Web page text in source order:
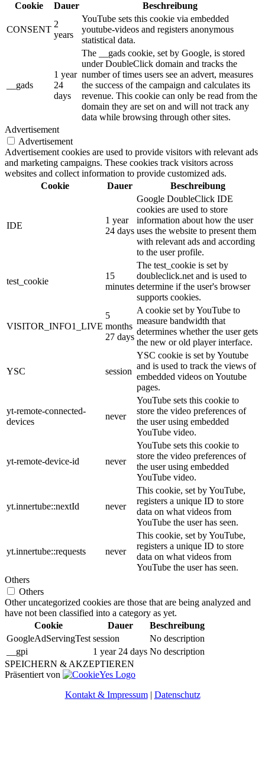
Cookie
Dauer Beschreibung
CONSENT
2
years
YouTube sets this cookie via embedded
youtube-videos and registers anonymous
statistical data.
__gads
1 year
24
days
The __gads cookie, set by Google, is stored
under DoubleClick domain and tracks the
number of times users see an advert, measures
the success of the campaign and calculates its
revenue. This cookie can only be read from the
domain they are set on and will not track any
data while browsing through other sites.
Advertisement
Advertisement
Advertisement cookies are used to provide visitors with relevant ads
and marketing campaigns. These cookies track visitors across
websites and collect information to provide customized ads.
Cookie
Dauer Beschreibung
IDE
1 year
24 days
Google DoubleClick IDE
cookies are used to store
information about how the user
uses the website to present them
with relevant ads and according
to the user profile.
test_cookie
15
minutes
The test_cookie is set by
doubleclick.net and is used to
determine if the user's browser
supports cookies.
VISITOR_INFO1_LIVE
5
months
27 days
A cookie set by YouTube to
measure bandwidth that
determines whether the user gets
the new or old player interface.
YSC session
YSC cookie is set by Youtube
and is used to track the views of
embedded videos on Youtube
pages.
yt-remote-connected-
devices
never
YouTube sets this cookie to
store the video preferences of
the user using embedded
YouTube video.
yt-remote-device-id never
YouTube sets this cookie to
store the video preferences of
the user using embedded
YouTube video.
yt.innertube::nextId never
This cookie, set by YouTube,
registers a unique ID to store
data on what videos from
YouTube the user has seen.
yt.innertube::requests never
This cookie, set by YouTube,
registers a unique ID to store
data on what videos from
YouTube the user has seen.
Others
Others
Other uncategorized cookies are those that are being analyzed and
have not been classified into a category as yet.
Cookie
Dauer
Beschreibung
GoogleAdServingTest session
No description
__gpi
1 year 24 days No description
SPEICHERN & AKZEPTIEREN
Präsentiert von
Kontakt & Impressum| Datenschutz